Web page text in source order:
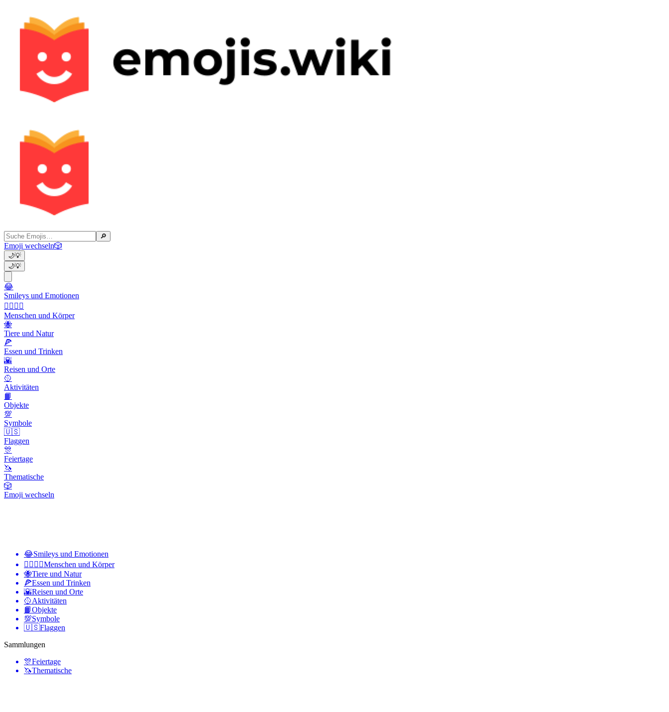
🔎
Emoji wechseln🎲
🌙💡
🌙💡
😂
Smileys und Emotionen
👩‍❤️‍💋‍👨
Menschen und Körper
🐝
Tiere und Natur
🍕
Essen und Trinken
🌇
Reisen und Orte
🥎
Aktivitäten
📙
Objekte
💯
Symbole
🇺🇸
Flaggen
🎊
Feiertage
🦄
Thematische
🎲
Emoji wechseln
😂Smileys und Emotionen
👩‍❤️‍💋‍👨Menschen und Körper
🐝Tiere und Natur
🍕Essen und Trinken
🌇Reisen und Orte
🥎Aktivitäten
📙Objekte
💯Symbole
🇺🇸Flaggen
Sammlungen
🎊Feiertage
🦄Thematische